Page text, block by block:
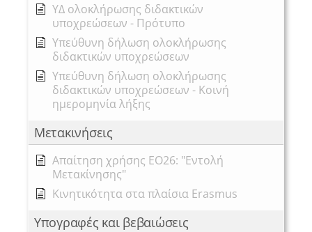
ΥΔ ολοκλήρωσης διδακτικών
υποχρεώσεων - Πρότυπο
Υπεύθυνη δήλωση ολοκλήρωσης
διδακτικών υποχρεώσεων
Υπεύθυνη δήλωση ολοκλήρωσης
διδακτικών υποχρεώσεων - Κοινή
ημερομηνία λήξης
Μετακινήσεις
Απαίτηση χρήσης ΕΟ26: "Εντολή
Μετακίνησης"
Κινητικότητα στα πλαίσια Erasmus
Υπογραφές και βεβαιώσεις